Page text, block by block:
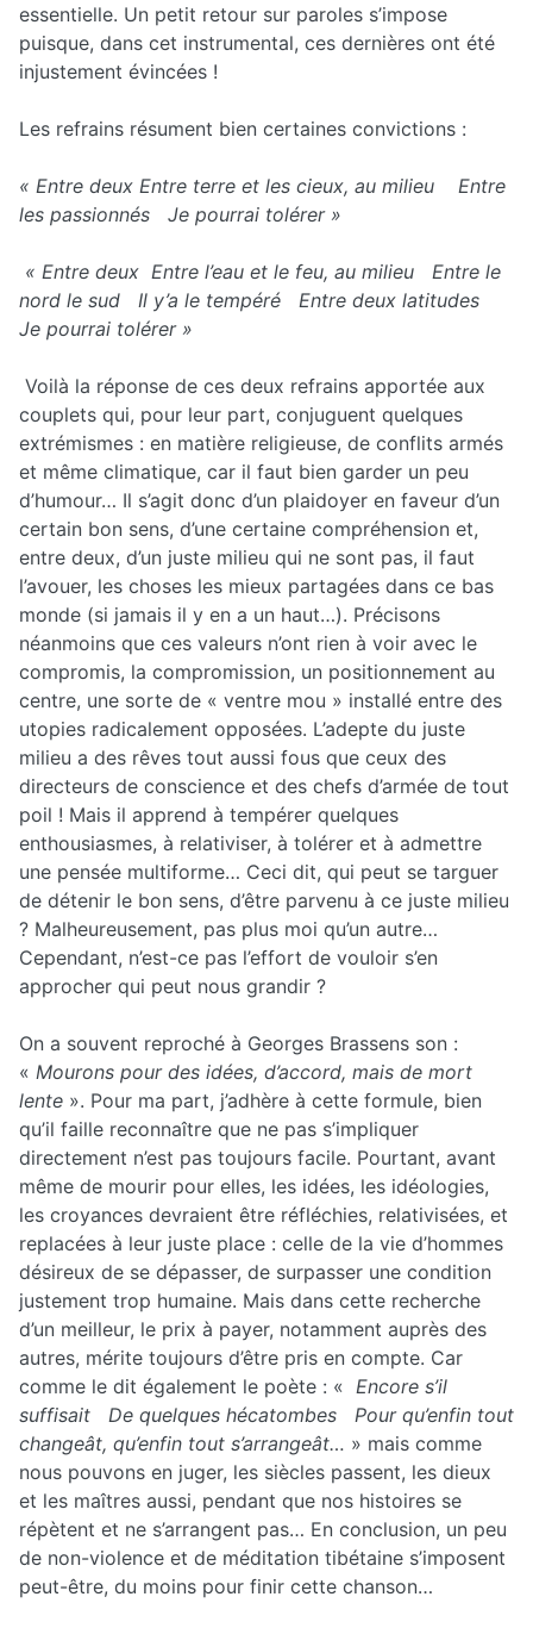
essentielle. Un petit retour sur paroles s’impose
puisque, dans cet instrumental, ces dernières ont été
injustement évincées !
Les refrains résument bien certaines convictions :
« Entre deux Entre terre et les cieux, au milieu Entre
les passionnés Je pourrai tolérer »
« Entre deux Entre l’eau et le feu, au milieu Entre le
nord le sud Il y’a le tempéré Entre deux latitudes
Je pourrai tolérer »
Voilà la réponse de ces deux refrains apportée aux
couplets qui, pour leur part, conjuguent quelques
extrémismes : en matière religieuse, de conflits armés
et même climatique, car il faut bien garder un peu
d’humour… Il s’agit donc d’un plaidoyer en faveur d’un
certain bon sens, d’une certaine compréhension et,
entre deux, d’un juste milieu qui ne sont pas, il faut
l’avouer, les choses les mieux partagées dans ce bas
monde (si jamais il y en a un haut…). Précisons
néanmoins que ces valeurs n’ont rien à voir avec le
compromis, la compromission, un positionnement au
centre, une sorte de « ventre mou » installé entre des
utopies radicalement opposées. L’adepte du juste
milieu a des rêves tout aussi fous que ceux des
directeurs de conscience et des chefs d’armée de tout
poil ! Mais il apprend à tempérer quelques
enthousiasmes, à relativiser, à tolérer et à admettre
une pensée multiforme… Ceci dit, qui peut se targuer
de détenir le bon sens, d’être parvenu à ce juste milieu
? Malheureusement, pas plus moi qu’un autre…
Cependant, n’est-ce pas l’effort de vouloir s’en
approcher qui peut nous grandir ?
On a souvent reproché à Georges Brassens son :
« Mourons pour des idées, d’accord, mais de mort
lente ». Pour ma part, j’adhère à cette formule, bien
qu’il faille reconnaître que ne pas s’impliquer
directement n’est pas toujours facile. Pourtant, avant
même de mourir pour elles, les idées, les idéologies,
les croyances devraient être réfléchies, relativisées, et
replacées à leur juste place : celle de la vie d’hommes
désireux de se dépasser, de surpasser une condition
justement trop humaine. Mais dans cette recherche
d’un meilleur, le prix à payer, notamment auprès des
autres, mérite toujours d’être pris en compte. Car
comme le dit également le poète : « Encore s’il
suffisait De quelques hécatombes Pour qu’enfin tout
changeât, qu’enfin tout s’arrangeât… » mais comme
nous pouvons en juger, les siècles passent, les dieux
et les maîtres aussi, pendant que nos histoires se
répètent et ne s’arrangent pas… En conclusion, un peu
de non-violence et de méditation tibétaine s’imposent
peut-être, du moins pour finir cette chanson…